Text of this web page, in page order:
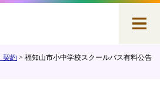
契約 > 福知山市小中学校スクールバス有料公告